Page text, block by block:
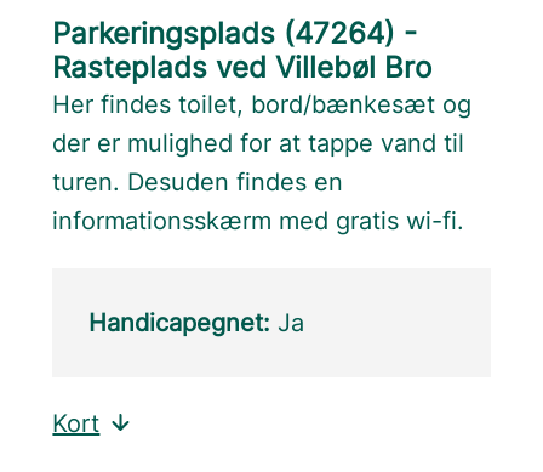
Parkeringsplads (47264) -
Rasteplads ved Villebøl Bro
Her findes toilet, bord/bænkesæt og
der er mulighed for at tappe vand til
turen. Desuden findes en
informationsskærm med gratis wi-fi.
Handicapegnet: Ja
Kort